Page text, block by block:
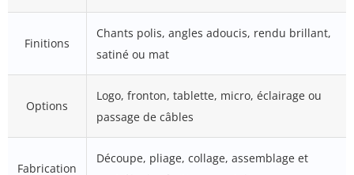
Finitions
Chants polis, angles adoucis, rendu brillant,
satiné ou mat
Options
Logo, fronton, tablette, micro, éclairage ou
passage de câbles
Fabrication
Découpe, pliage, collage, assemblage et